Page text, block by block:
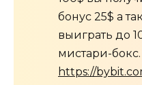
бонус 25$ а
выиграть до
мистари-
https://